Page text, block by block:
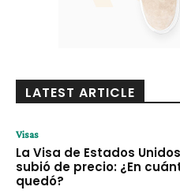
LATEST ARTICLE
Visas
La Visa de Estados Unidos
subió de precio: ¿En
quedó?